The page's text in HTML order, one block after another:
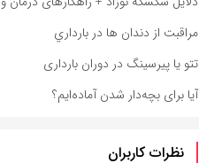
مراقبت از دندان‌ ها در بارداري
تتو یا پیرسینگ در دوران بارداری
آیا برای بچه‌دار شدن آماده‌ایم؟
نظرات کاربران